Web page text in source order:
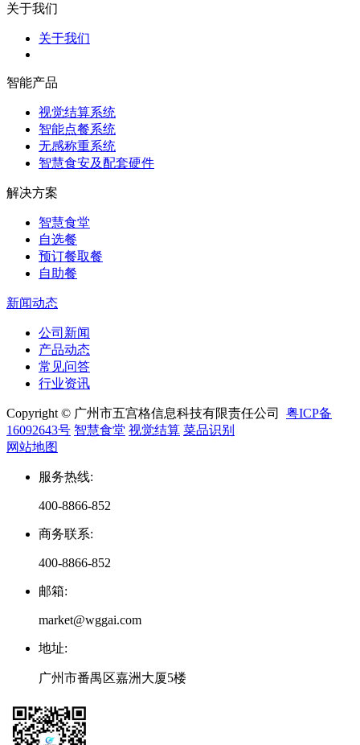
关于我们
关于我们
智能产品
视觉结算系统
智能点餐系统
无感称重系统
智慧食安及配套硬件
解决方案
智慧食堂
自选餐
预订餐取餐
自助餐
新闻动态
公司新闻
产品动态
常见问答
行业资讯
Copyright © 广州市五宫格信息科技有限责任公司 粤ICP备
16092643号 智慧食堂 视觉结算 菜品识别
网站地图
服务热线:
400-8866-852
商务联系:
400-8866-852
邮箱:
market@wggai.com
地址:
广州市番禺区嘉洲大厦5楼